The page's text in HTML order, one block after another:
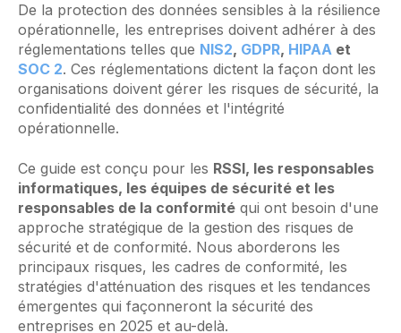
De la protection des données sensibles à la résilience
opérationnelle, les entreprises doivent adhérer à des
réglementations telles que NIS2, GDPR, HIPAA et
SOC 2. Ces réglementations dictent la façon dont les
organisations doivent gérer les risques de sécurité, la
confidentialité des données et l'intégrité
opérationnelle.
Ce guide est conçu pour les RSSI, les responsables
informatiques, les équipes de sécurité et les
responsables de la conformité qui ont besoin d'une
approche stratégique de la gestion des risques de
sécurité et de conformité. Nous aborderons les
principaux risques, les cadres de conformité, les
stratégies d'atténuation des risques et les tendances
émergentes qui façonneront la sécurité des
entreprises en 2025 et au-delà.